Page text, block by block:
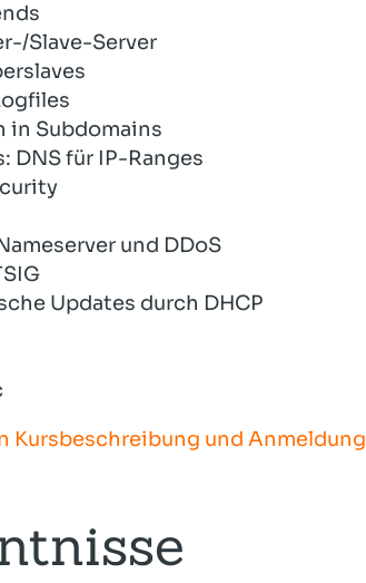
Slave-Server
in Subdomains
DNS für IP-Ranges
und DDoS
Updates durch DHCP
Kursbeschreibung und Anmeldung